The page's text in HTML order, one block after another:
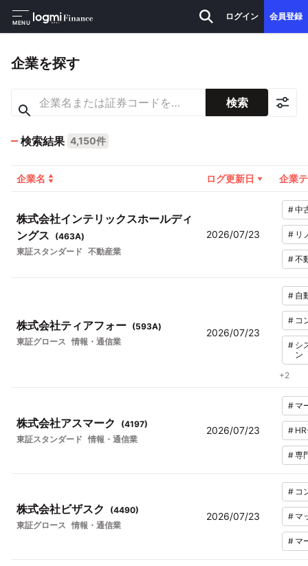
MENU
ログイン 会員登録
企業を探す
検索
検索結果 4,150件
企業名 ログ更新日 企業
株式会社インテリックスホールディ
ングス
(463A)
東証スタンダード 不動産業
2026/07/23
#中
# リ
#不
株式会社ティアフォー (593A)
東証グロース 情報・通信業
2026/07/23
# 自
# コ
# シ
ン
+2
株式会社アスマーク (4197)
東証スタンダード 情報・通信業
2026/07/23
# マ
#
#専
株式会社ビザスク (4490)
東証グロース 情報・通信業
2026/07/23
# コ
# マ
# マ